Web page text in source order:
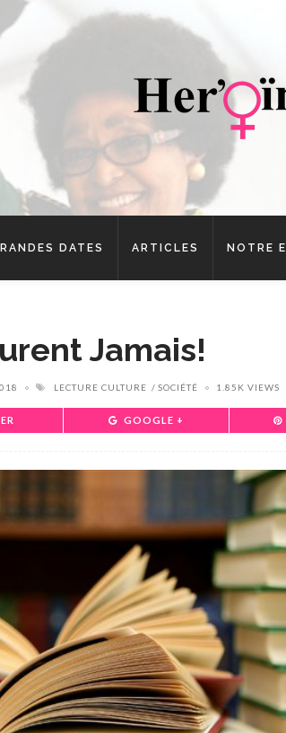
DATES ARTICLES NOTRE
Jamais!
LECTURE CULTURE SOCIÉTÉ 1.85K VIEWS
GOOGLE +